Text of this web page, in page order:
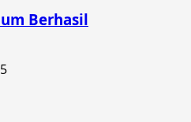
Berhasil